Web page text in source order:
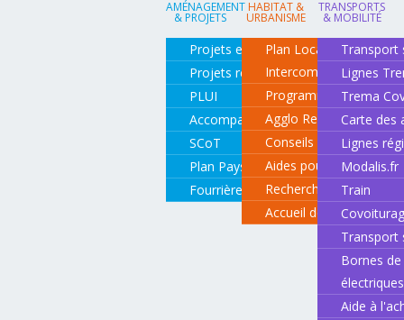
AMÉNAGEMENT
& PROJETS
Projets en cours
Projets réalisés
PLUI
Accompagnement de projets
SCoT
Plan Paysage
Fourrière animale
HABITAT &
URBANISME
Plan Local d'Urbanisme
Intercommunal
Programme local de
Agglo Renov
Conseils pour rénover
Aides pour rénover
Recherche d'un
Accueil des gens du
TRANSPORTS
& MOBILITÉ
Transport
Lignes
Trema
Carte des
Lignes
Modalis.fr
Train
Transport
Bornes
électriques
Aide à